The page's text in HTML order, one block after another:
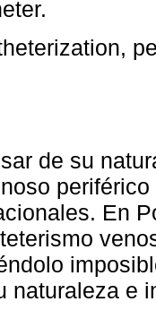
de su
En
naturaleza e